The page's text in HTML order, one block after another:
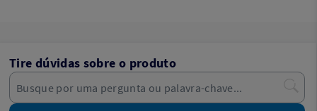
Tire dúvidas sobre o produto